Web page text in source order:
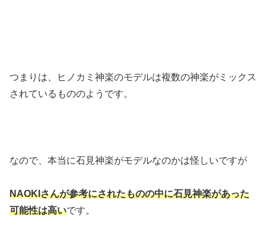
つまりは、ヒノカミ神楽のモデルは複数の神楽がミックス
されているもののようです。
なので、本当に石見神楽がモデルなのかは怪しいですが
NAOKIさんが参考にされたものの中に石見神楽があった
可能性は高いです。